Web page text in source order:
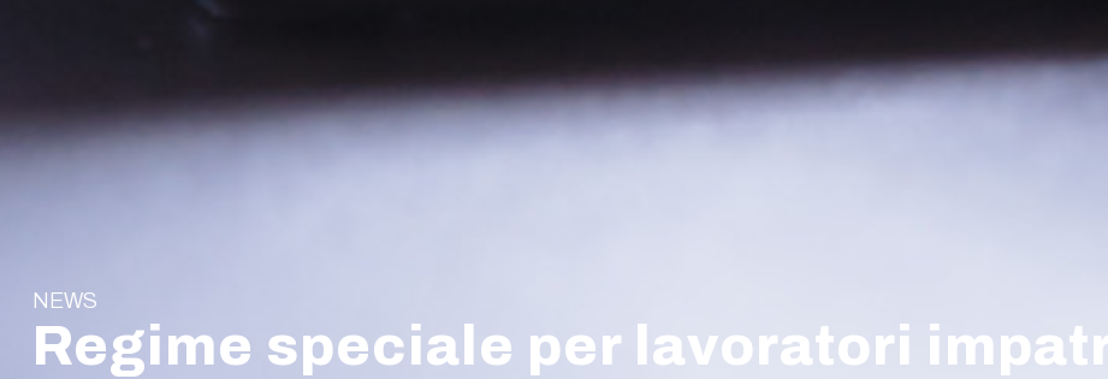
NEWS
Regime speciale per lavoratori